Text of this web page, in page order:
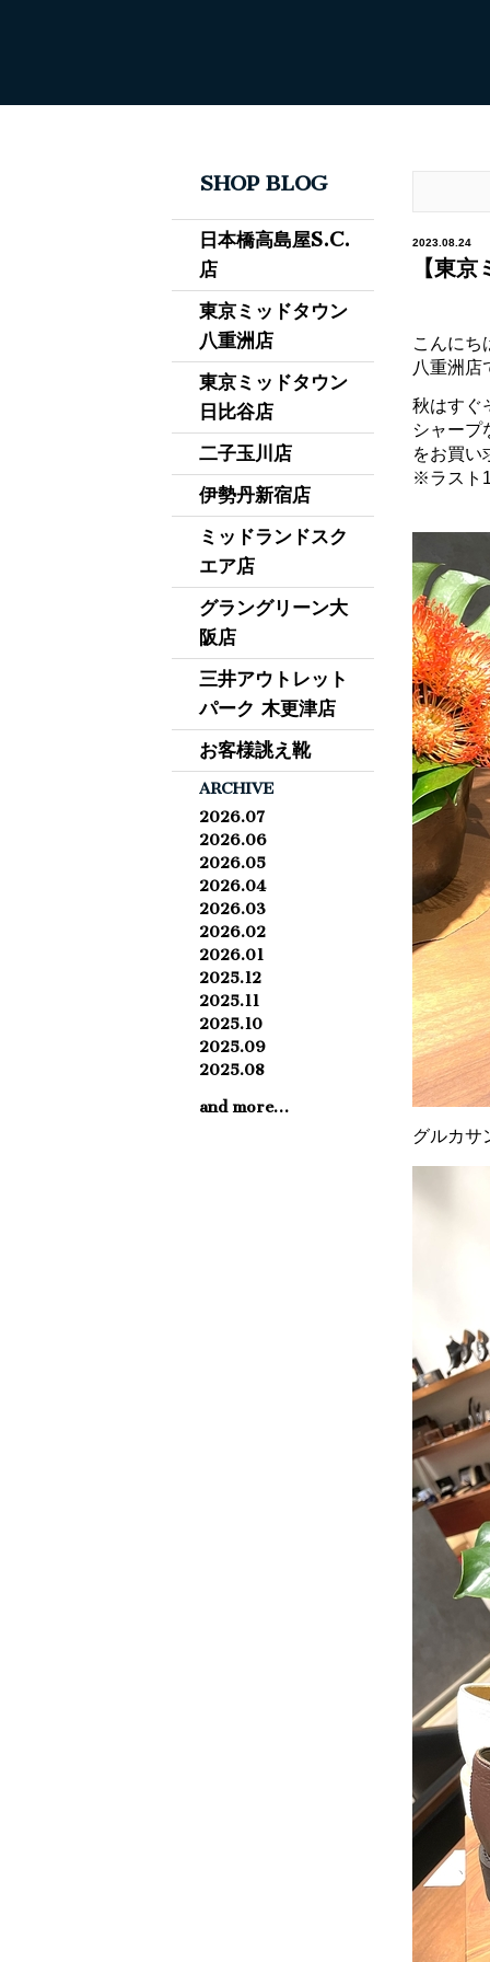
SHOP BLOG
2023.08.24
【東
こんにち
八重洲店
秋はすぐ
シャープ
をお買い
※ラスト
グルカサ
日本橋高島屋S.C.
店
東京ミッドタウン
八重洲店
東京ミッドタウン
日比谷店
二子玉川店
伊勢丹新宿店
ミッドランドスク
エア店
グラングリーン大
阪店
三井アウトレット
パーク 木更津店
お客様誂え靴
ARCHIVE
2026.07
2026.06
2026.05
2026.04
2026.03
2026.02
2026.01
2025.12
2025.11
2025.10
2025.09
2025.08
and more…